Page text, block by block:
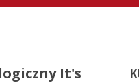
It's